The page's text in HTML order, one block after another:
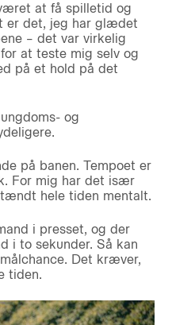
at få spilletid og
er det, jeg har glædet
– det var virkelig
at teste mig selv og
på et hold på det
og
på banen. Tempoet er
For mig har det især
hele tiden mentalt.
i presset, og der
i to sekunder. Så kan
Det kræver,
tiden.